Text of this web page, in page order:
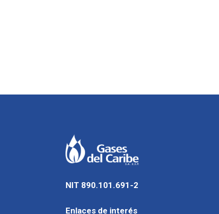
NIT 890.101.691-2
Enlaces de interés